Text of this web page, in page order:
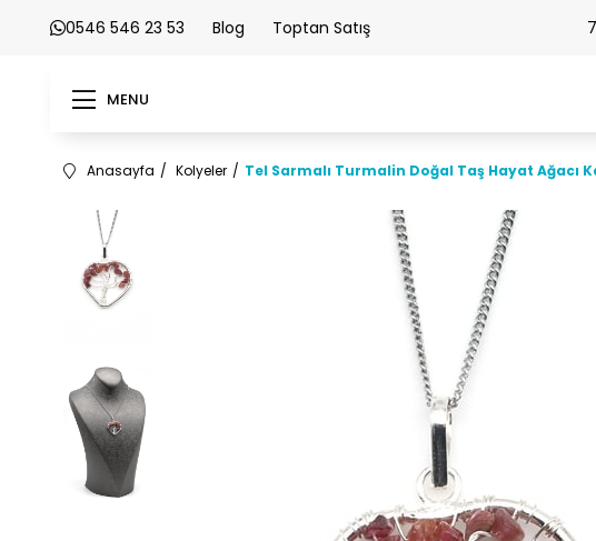
0546 546 23 53 Blog Toptan Satış
MENU
Anasayfa Kolyeler Tel Sarmalı Turmalin Doğal Taş Hayat Ağacı